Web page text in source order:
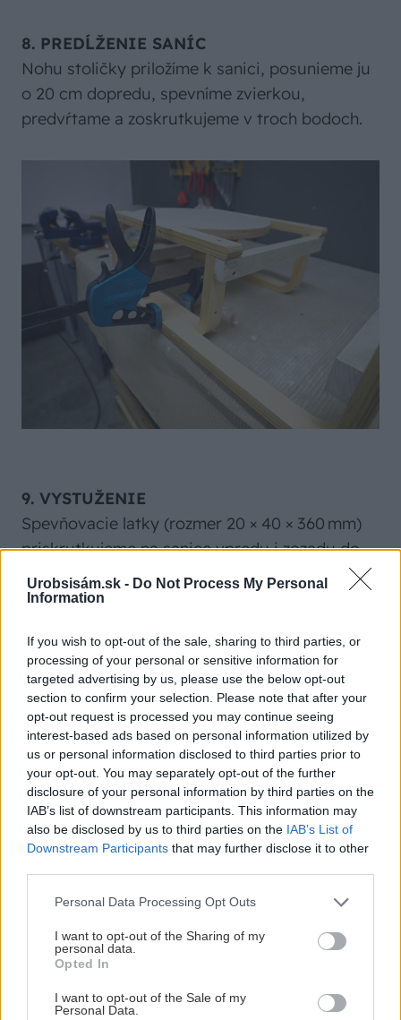
Urobsisám.sk - Do Not Process My Personal
Information
If you wish to opt-out of the sale, sharing to third parties, or
processing of your personal or sensitive information for
targeted advertising by us, please use the below opt-out
section to confirm your selection. Please note that after your
opt-out request is processed you may continue seeing
interest-based ads based on personal information utilized by
us or personal information disclosed to third parties prior to
your opt-out. You may separately opt-out of the further
disclosure of your personal information by third parties on the
IAB’s list of downstream participants. This information may
also be disclosed by us to third parties on the IAB’s List of
Downstream Participants that may further disclose it to other
Please note that this website/app uses one or more Google
not limited to your visit or usage behaviour. You may click to
grant or deny consent to Google and its third-party tags to
use your data for below specified purposes in below Google
consent section.
Personal Data Processing Opt Outs
I want to opt-out of the Sharing of my
personal data.
Opted In
I want to opt-out of the Sale of my
Personal Data.
8. PREDĹŽENIE SANÍC
Nohu stoličky priložíme k sanici, posunieme ju
o 20 cm dopredu, spevníme zvierkou,
predvŕtame a zoskrutkujeme v troch bodoch.
9. VYSTUŽENIE
Spevňovacie latky (rozmer 20 × 40 × 360 mm)
priskrutkujeme na sanice vpredu i zozadu do
výčnelkov.
10. SPEVNENIE PREDKU
predné nohy saníc 4 cm od vrchu. Na